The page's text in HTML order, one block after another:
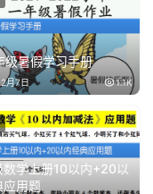
级暑假学习手册
月7日 1.1K
数学上册10以内+20以
应用题